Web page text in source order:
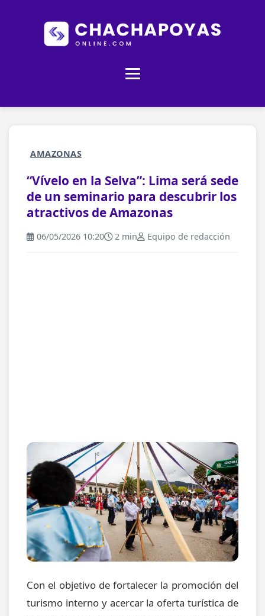
AMAZONAS
“Vívelo en la Selva”: Lima será sede
de un seminario para descubrir los
atractivos de Amazonas
06/05/2026 10:20 2 min Equipo de redacción
Con el objetivo de fortalecer la promoción del
turismo interno y acercar la oferta turística de